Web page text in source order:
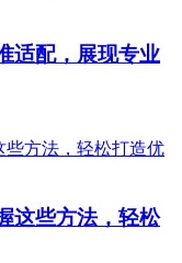
适配，展现专业
这些方法，轻松